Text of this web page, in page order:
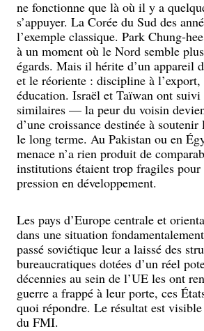
ne fonctionne que là où il y a
s’appuyer. La Corée du Sud des
l’exemple classique. Park Chung-
à un moment où le Nord semble
égards. Mais il hérite d’un appareil
et le réoriente : discipline à
éducation. Israël et Taïwan ont suivi
similaires — la peur du voisin
d’une croissance destinée à
le long terme. Au Pakistan ou en
menace n’a rien produit de
institutions étaient trop fragiles
pression en développement.
Les pays d’Europe centrale et
dans une situation
passé soviétique leur a laissé des
bureaucratiques dotées d’un réel
décennies au sein de l’UE les ont
guerre a frappé à leur porte, ces
quoi répondre. Le résultat est
du FMI.